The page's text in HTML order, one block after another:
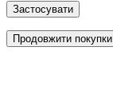
Застосувати
Продовжити покупки